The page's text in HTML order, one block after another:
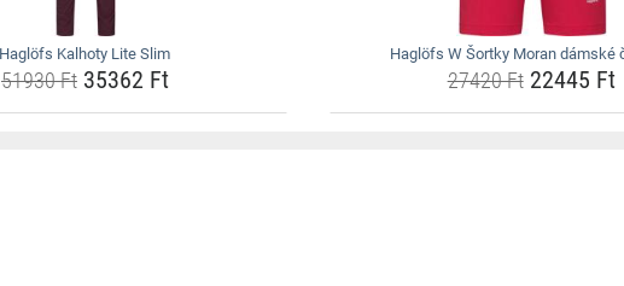
Haglöfs Kalhoty Lite Slim
51930 Ft35362 Ft
Haglöfs W Šortky Moran dámské
27420 Ft22445 Ft